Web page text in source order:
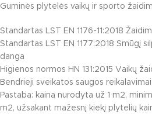
Guminės plytelės vaikų ir sporto
Standartas LST EN 1176-11:2018
Standartas LST EN 1177:2018 Smūgį
danga
Higienos normos HN 131:2015 Vaikų
Bendrieji sveikatos saugos reikalavimai
Pastaba: kaina nurodyta už 1 m2,
m2, užsakant mažesnį kiekį plytelių